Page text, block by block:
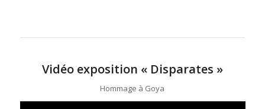
Vidéo exposition « Disparates »
Hommage à Goya